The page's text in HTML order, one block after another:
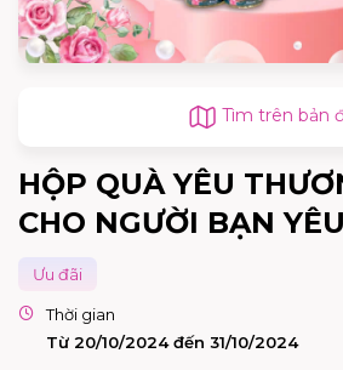
Tìm trên bản
HỘP QUÀ YÊU
CHO NGƯỜI BẠN
Ưu đãi
Thời gian
Từ 20/10/2024 đến 31/10/2024